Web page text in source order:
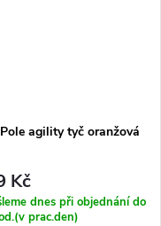
agility tyč oranžová
Kč
dnes při objednání do
prac.den)